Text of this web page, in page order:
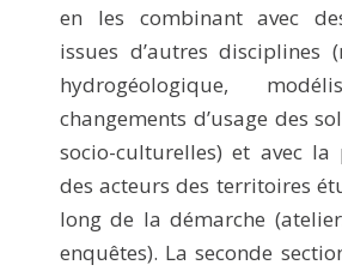
en les combinant avec
issues d’autres disciplines
hydrogéologique,
changements d’usage des
socio-culturelles) et avec la
des acteurs des territoires
long de la démarche
enquêtes). La seconde